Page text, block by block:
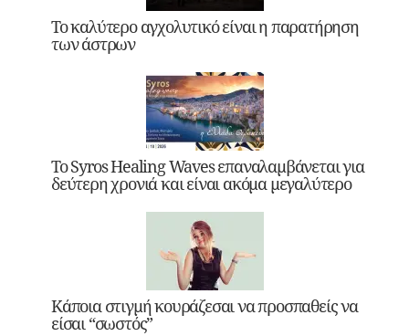
Το καλύτερο αγχολυτικό είναι η παρατήρηση
των άστρων
Το Syros Healing Waves επαναλαμβάνεται για
δεύτερη χρονιά και είναι ακόμα μεγαλύτερο
Κάποια στιγμή κουράζεσαι να προσπαθείς να
είσαι “σωστός”